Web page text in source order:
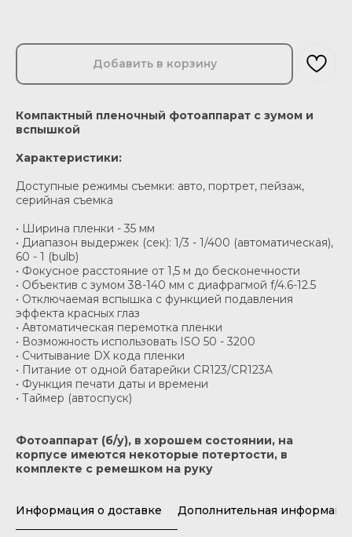
Добавить в корзину
Компактный пленочный фотоаппарат с зумом и
вспышкой
Характеристики:
Доступные режимы съемки: авто, портрет, пейзаж,
серийная съемка
• Ширина пленки - 35 мм
• Диапазон выдержек (сек): 1/3 - 1/400 (автоматическая),
60 - 1 (bulb)
• Фокусное расстояние от 1,5 м до бесконечности
• Объектив с зумом 38-140 мм с диафрагмой f/4.6-12.5
• Отключаемая вспышка с функцией подавления
эффекта красных глаз
• Автоматическая перемотка пленки
• Возможность использовать ISO 50 - 3200
• Считывание DX кода пленки
• Питание от одной батарейки CR123/CR123A
• Функция печати даты и времени
• Таймер (автоспуск)
Фотоаппарат (б/у), в хорошем состоянии, на
корпусе имеются некоторые потертости, в
комплекте с ремешком на руку
Информация о доставке Дополнительная